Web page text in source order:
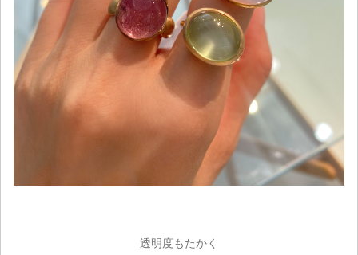
透明度もたかく
ご注文手続き
カートを見る
お買い物を続ける